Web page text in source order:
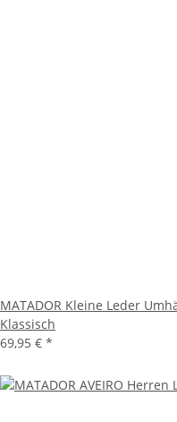
MATADOR Kleine Leder
Klassisch
69,95 € *